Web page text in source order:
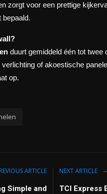
zorgt voor een prettige
bepaald.
duurt gemiddeld één tot twee
of akoestische
op.
ARTICLE
Simple and
NEXT ARTICLE
TCI Express